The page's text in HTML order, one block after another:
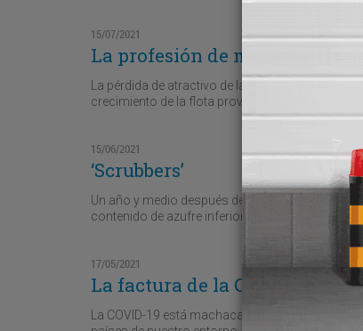
15/07/2021
La profesión de marino
La pérdida de atractivo de las carreras
crecimiento de la flota provocarán, para 2026,
15/06/2021
‘Scrubbers’
Un año y medio después de la entrada en vigor
contenido de azufre inferior al 0,5 por ciento,
17/05/2021
La factura de la COVID-19
La COVID-19 está machacando al comercio